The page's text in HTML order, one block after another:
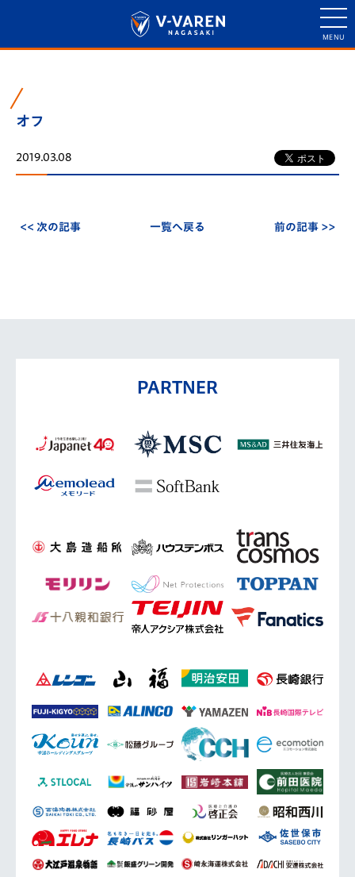
オフ
2019.03.08
<< 次の記事 一覧へ戻る 前の記事 >>
PARTNER